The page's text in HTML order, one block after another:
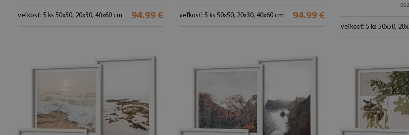
veľkosť: 5 ks 50x50, 20x30, 40x60 cm 94.99 € veľkosť: 5 ks 50x50, 20x30, 40x60 cm 94.99 €
veľkosť: 5 ks 50x50,